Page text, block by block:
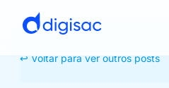
↩ Voltar para ver outros posts